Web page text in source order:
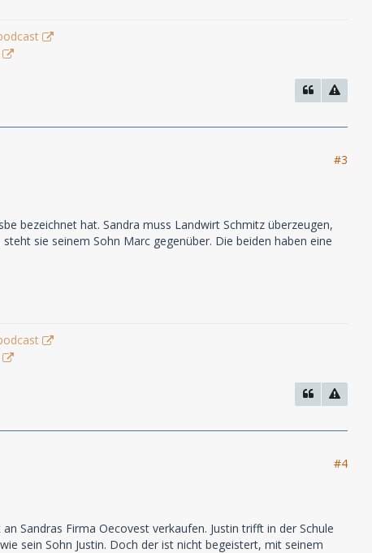
#3
bezeichnet hat. Sandra muss Landwirt Schmitz überzeugen,
sie seinem Sohn Marc gegenüber. Die beiden haben eine
#4
Sandras Firma Oecovest verkaufen. Justin trifft in der Schule
sein Sohn Justin. Doch der ist nicht begeistert, mit seinem